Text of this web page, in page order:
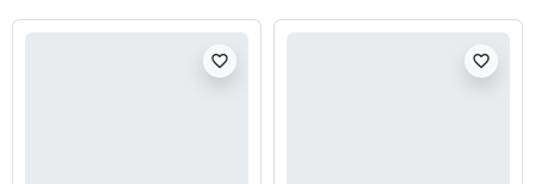
favorite_border favorite_border